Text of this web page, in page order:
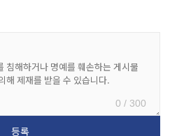
0 / 300